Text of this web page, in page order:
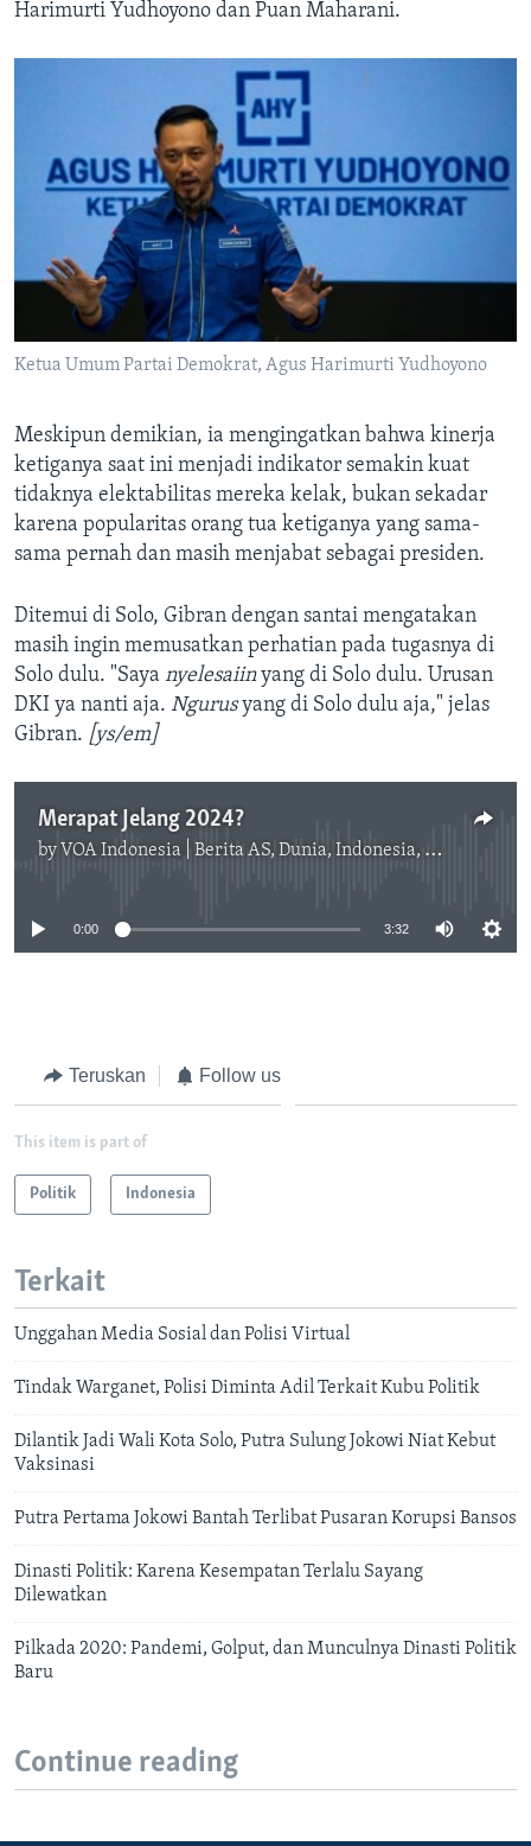
Harimurti Yudhoyono dan Puan Maharani.
Ketua Umum Partai Demokrat, Agus Harimurti Yudhoyono
Meskipun demikian, ia mengingatkan bahwa kinerja
ketiganya saat ini menjadi indikator semakin kuat
tidaknya elektabilitas mereka kelak, bukan sekadar
karena popularitas orang tua ketiganya yang sama-
sama pernah dan masih menjabat sebagai presiden.
Ditemui di Solo, Gibran dengan santai mengatakan
masih ingin memusatkan perhatian pada tugasnya di
Solo dulu. "Saya nyelesaiinyang di Solo dulu. Urusan
DKI ya nanti aja. Ngurusyang di Solo dulu aja," jelas
Gibran. [ys/em]
Merapat Jelang 2024?
by VOA Indonesia | Berita AS, Dunia, Indonesia, Diaspora Indonesia di AS
No media source currently available
0:00 3:32
Teruskan Follow us
This item is part of
Politik Indonesia
Terkait
Unggahan Media Sosial dan Polisi Virtual
Tindak Warganet, Polisi Diminta Adil Terkait Kubu Politik
Dilantik Jadi Wali Kota Solo, Putra Sulung Jokowi Niat Kebut
Vaksinasi
Putra Pertama Jokowi Bantah Terlibat Pusaran Korupsi Bansos
Dinasti Politik: Karena Kesempatan Terlalu Sayang
Dilewatkan
Pilkada 2020: Pandemi, Golput, dan Munculnya Dinasti Politik
Baru
Continue reading